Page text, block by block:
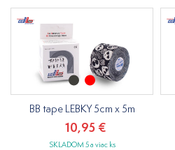
BB tape LEBKY 5cm x 5m
10,95 €
SKLADOM 5 a viac ks